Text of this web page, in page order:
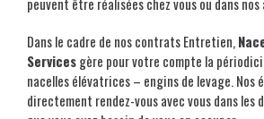
Dans le cadre de nos contrats Entretien,
Servicesgère pour votre compte la
nacelles élévatrices – engins de levage. Nos
directement rendez-vous avec vous dans les